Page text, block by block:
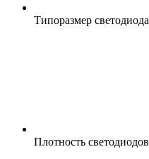
Типоразмер светодиода
Плотность светодиодов